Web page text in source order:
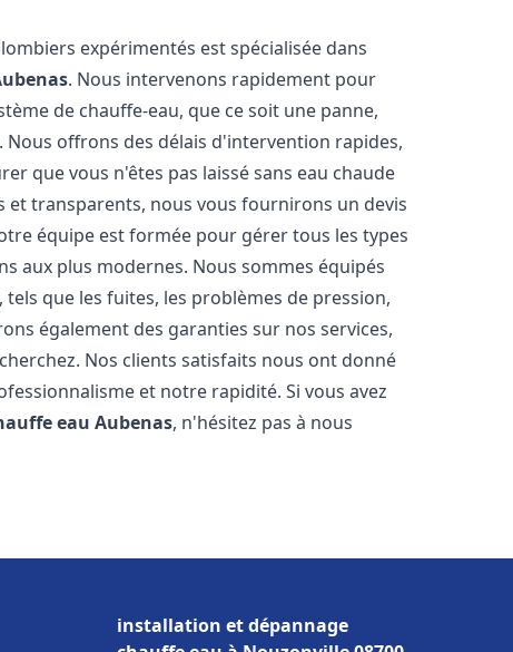
expérimentés est spécialisée dans
. Nous intervenons rapidement pour
de chauffe-eau, que ce soit une panne,
offrons des délais d'intervention rapides,
que vous n'êtes pas laissé sans eau chaude
transparents, nous vous fournirons un devis
équipe est formée pour gérer tous les types
aux plus modernes. Nous sommes équipés
que les fuites, les problèmes de pression,
également des garanties sur nos services,
Nos clients satisfaits nous ont donné
et notre rapidité. Si vous avez
eau Aubenas, n'hésitez pas à nous
installation et dépannage